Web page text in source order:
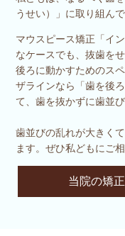
うせい）」に取り組んで
マウスピース矯正「イ
なケースでも、抜歯を
後ろに動かすためのス
ザラインなら「歯を後
て、歯を抜かずに歯並
歯並びの乱れが大きく
ます。ぜひ私どもにご
当院の矯